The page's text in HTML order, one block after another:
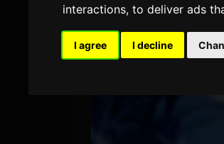
interactions,to deliver ads
I agree I decline